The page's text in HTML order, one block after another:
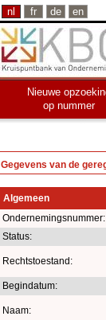
nl fr de en
Nieuwe
op nummer
Gegevens van de
Algemeen
Ondernemingsnummer:
Status:
Rechtstoestand:
Begindatum:
Naam: